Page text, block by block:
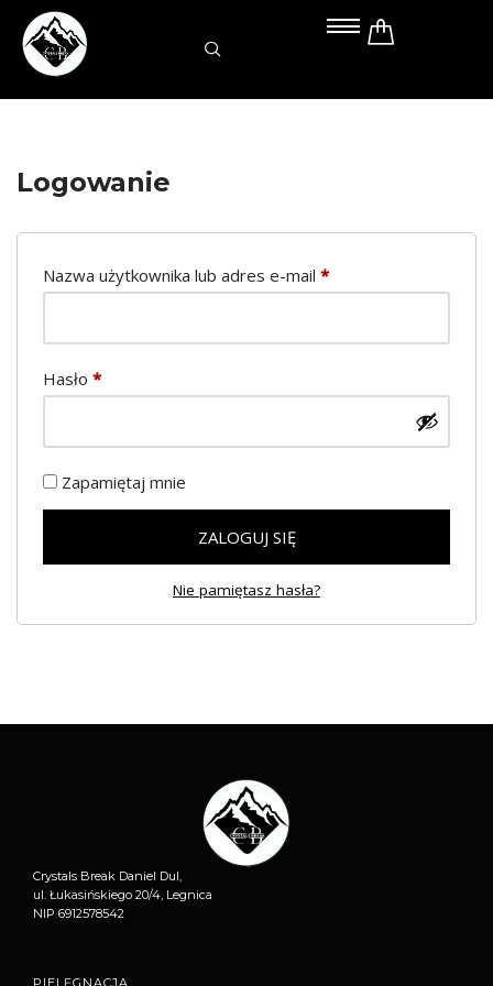
Przejdź
Logowanie
Nazwa użytkownika lub adres e-mail *
Hasło *
Zapamiętaj mnie
ZALOGUJ SIĘ
Nie pamiętasz hasła?
Crystals Break Daniel Dul,
ul. Łukasińskiego 20/4, Legnica
NIP 6912578542
PIELĘGNACJA